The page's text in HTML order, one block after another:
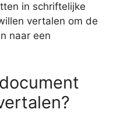
in schriftelijke
vertalen om de
naar een